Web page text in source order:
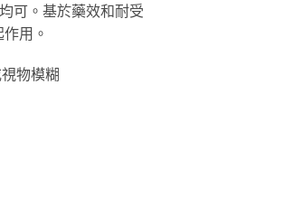
可。基於藥效和耐受
用。
物模糊